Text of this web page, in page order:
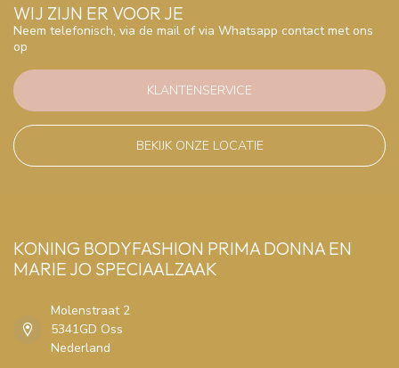
WIJ ZIJN ER VOOR JE
Neem telefonisch, via de mail of via Whatsapp contact met ons
op
KLANTENSERVICE
BEKIJK ONZE LOCATIE
KONING BODYFASHION PRIMA DONNA EN
MARIE JO SPECIAALZAAK
Molenstraat 2
5341GD Oss
Nederland